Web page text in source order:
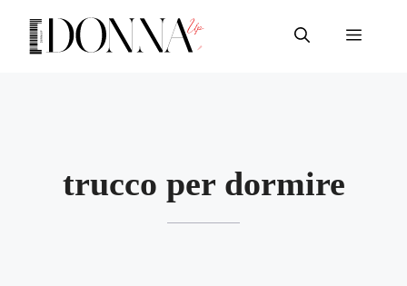
contenuto
Menu
trucco per dormire